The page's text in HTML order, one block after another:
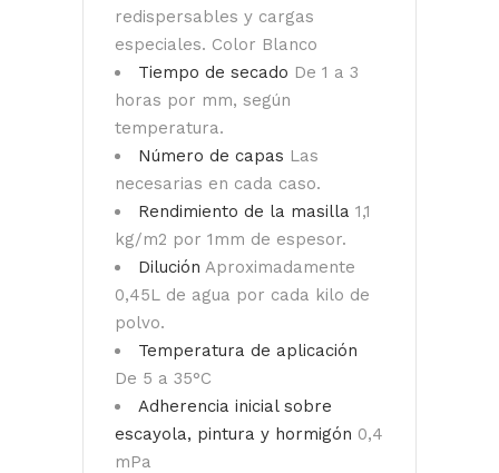
redispersables y cargas
especiales. Color Blanco
Tiempo de secado De 1 a 3
horas por mm, según
temperatura.
Número de capas Las
necesarias en cada caso.
Rendimiento de la masilla 1,1
kg/m2 por 1mm de espesor.
Dilución Aproximadamente
0,45L de agua por cada kilo de
polvo.
Temperatura de aplicación
De 5 a 35°C
Adherencia inicial sobre
escayola, pintura y hormigón 0,4
mPa